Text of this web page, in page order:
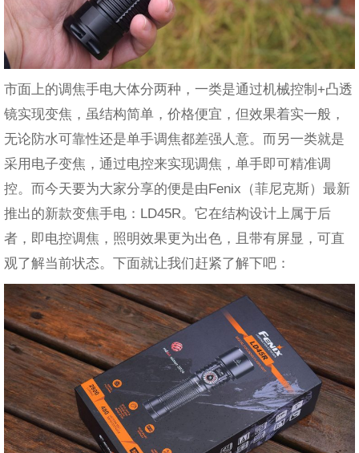
市面上的调焦手电大体分两种，一类是通过机械控制+凸透
镜实现变焦，虽结构简单，价格便宜，但效果着实一般，
无论防水可靠性还是单手调焦都差强人意。而另一类就是
采用电子变焦，通过电控来实现调焦，单手即可精准调
控。而今天要为大家分享的便是由Fenix（菲尼克斯）最新
推出的新款变焦手电：LD45R。它在结构设计上属于后
者，即电控调焦，照明效果更为出色，且带有屏显，可直
观了解当前状态。下面就让我们赶紧了解下吧：